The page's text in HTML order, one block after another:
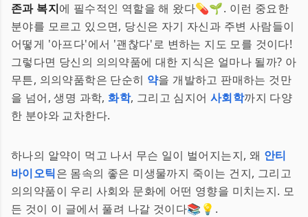
존과 복지에 필수적인 역할을 해 왔다💊🌱. 이런 중요한
분야를 모르고 있으면, 당신은 자기 자신과 주변 사람들이
어떻게 '아프다'에서 '괜찮다'로 변하는 지도 모를 것이다!
그렇다면 당신의 의의약품에 대한 지식은 얼마나 될까? 아
무튼, 의의약품학은 단순히 약을 개발하고 판매하는 것만
을 넘어, 생명 과학,화학, 그리고 심지어사회학까지 다양
한 분야와 교차한다.
하나의 알약이 먹고 나서 무슨 일이 벌어지는지, 왜 안티
바이오틱은 몸속의 좋은 미생물까지 죽이는 건지, 그리고
의의약품이 우리 사회와 문화에 어떤 영향을 미치는지. 모
든 것이 이 글에서 풀려 나갈 것이다📚💡.